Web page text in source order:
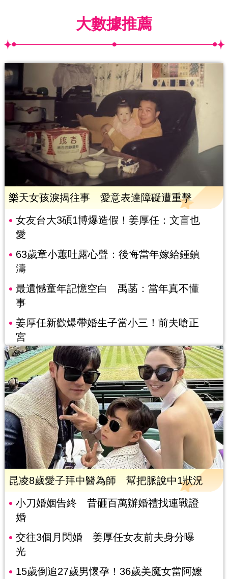
大數據推薦
樂天女孩淚揭往事 愛意表達障礙遭重擊
女友台大3碩1博爆造假！姜厚任：文盲也
愛
63歲章小蕙吐露心聲：後悔當年嫁給鍾鎮
濤
最遺憾童年記憶空白 禹菡：當年真不懂
事
姜厚任新歡爆帶婚生子當小三！前夫嗆正
宮
昆凌8歲愛子拜中醫為師 幫把脈說中1狀況
小刀婚姻告終 昔砸百萬辦婚禮找連戰證
婚
交往3個月閃婚 姜厚任女友前夫身分曝
光
15歲倒追27歲男懷孕！36歲美魔女當阿嬤